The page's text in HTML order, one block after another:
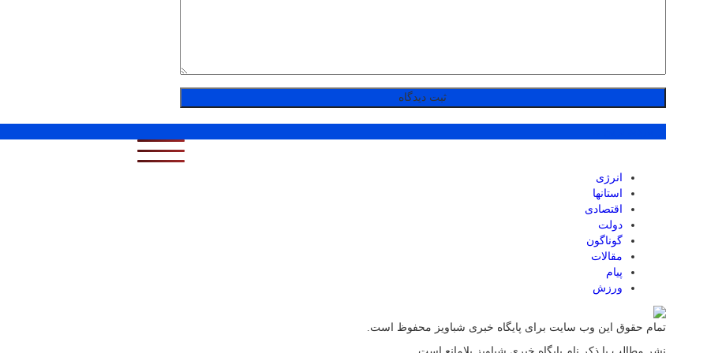
انرژی
استانها
اقتصادی
دولت
گوناگون
مقالات
پیام
ورزش
تمام حقوق این وب سایت برای پایگاه خبری شباویز محفوظ است.